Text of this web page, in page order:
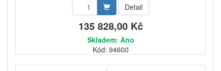
Detail
135 828,00 Kč
Skladem: Ano
Kód: 94600